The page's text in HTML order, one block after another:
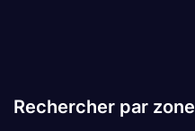
Rechercher par zone